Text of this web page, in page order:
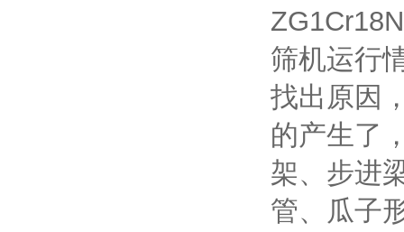
筛机运行
找出原因
的产生了
架、步进
管、瓜子